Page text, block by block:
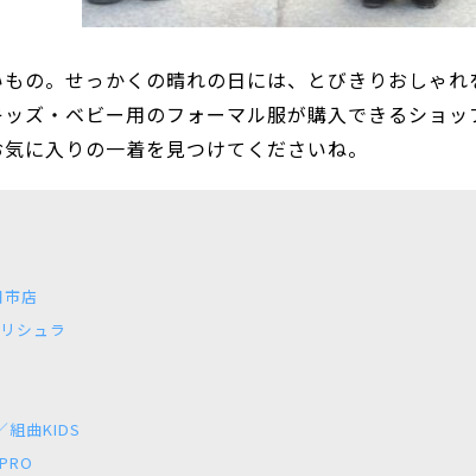
の。せっかくの晴れの日には、とびきりおしゃ
ズ・ベビー用のフォーマル服が購入できるショ
に入りの一着を見つけてくださいね。
店
シュラ
組曲KIDS